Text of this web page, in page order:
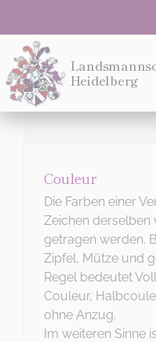
springen
WG-Zimmer frei
Absolute Beginner
Login für Teuten
Eventlocation Bremeneck
Kontakt
Heidelberg
Couleur
Die Farben einer
Zeichen derselben
getragen werden.
Zipfel, Mütze und
Regel bedeutet
Couleur,
ohne Anzug.
Im weiteren Sinne